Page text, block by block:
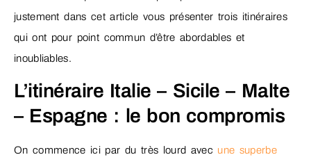
justement dans cet article vous présenter trois itinéraires
qui ont pour point commun d’être abordables et
inoubliables.
L’itinéraire Italie – Sicile – Malte
– Espagne : le bon compromis
On commence ici par du très lourd avec une superbe